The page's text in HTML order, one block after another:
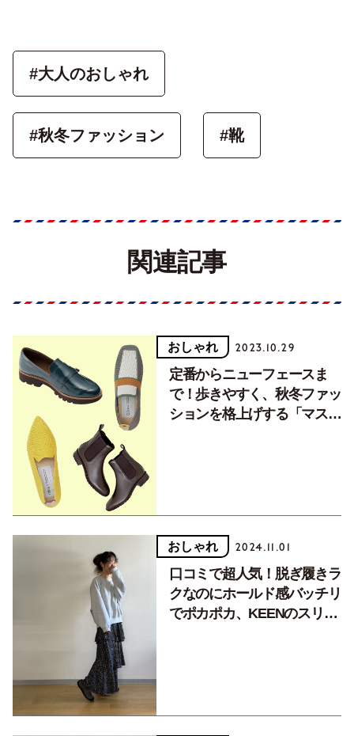
#大人のおしゃれ
#秋冬ファッション #靴
関連記事
おしゃれ 2023.10.29
定番からニューフェースま
で！歩きやすく、秋冬ファッ
ションを格上げする「マスト
おしゃれ 2024.11.01
口コミで超人気！脱ぎ履きラ
クなのにホールド感バッチリ
でポカポカ、KEENのスリッ